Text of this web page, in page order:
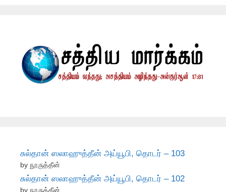
சுல்தான் ஸலாஹுத்தீன் அய்யூபி, தொடர் – 103
by நூருத்தீன்
சுல்தான் ஸலாஹுத்தீன் அய்யூபி, தொடர் – 102
by நூருத்தீன்